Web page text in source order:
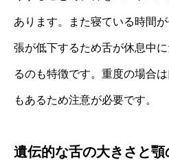
あります。また寝ている時間
張が低下するため舌が休息中
るのも特徴です。重度の場合
もあるため注意が必要です。
遺伝的な舌の大きさと顎